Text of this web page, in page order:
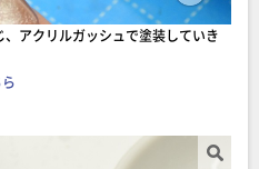
アクリルガッシュで塗装していき